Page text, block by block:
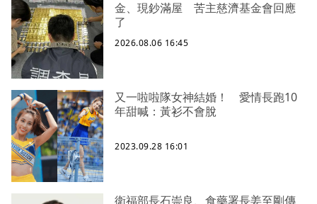
金、現鈔滿屋 苦主慈濟基金會回應
了
2026.08.06 16:45
又一啦啦隊女神結婚！ 愛情長跑10
年甜喊：黃衫不會脫
2023.09.28 16:01
衛福部長石崇良、食藥署長姜至剛傳